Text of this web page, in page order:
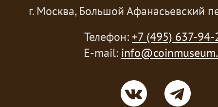
г. Москва, Большой Афанасьевский
Телефон: +7 (495) 637-94-
E-mail: